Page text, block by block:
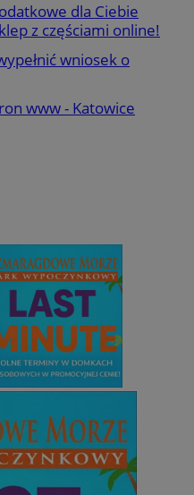
dla Ciebie
z częściami online!
wniosek o
www - Katowice